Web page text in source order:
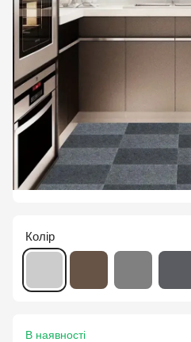
Колір
В наявності